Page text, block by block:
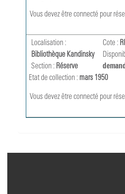
Vous devez être connecté pour
Localisation :
Bibliothèque Kandinsky
Section : Réserve
Cote :
Etat de collection : mars 1950
Vous devez être connecté pour